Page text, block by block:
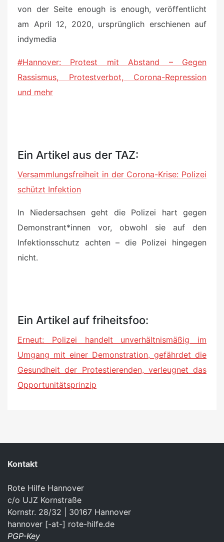
von der Seite enough is enough, veröffentlicht
am April 12, 2020, ursprünglich erschienen auf
indymedia
#Hannover: Protest mit Abstand – Gegen
Rassismus, Protestverbot, Corona-Repression
und mehr
Ein Artikel aus der TAZ:
Versammlungsfreiheit in der Corona-Krise: Polizei
schützt Infektion
In Niedersachsen geht die Polizei hart gegen
Demonstrant*innen vor, obwohl sie auf den
Infektionsschutz achten – die Polizei hingegen
nicht.
Ein Artikel auf friheitsfoo:
Erneut: Polizei handelt unverhältnismäßig im
Umgang mit einer Demonstration, gefährdet die
Gesundheit der Protestierenden, verleugnet das
Opportunitätsprinzip
Kontakt
Rote Hilfe Hannover
c/o UJZ Kornstraße
Kornstr. 28/32 | 30167 Hannover
hannover [-at-] rote-hilfe.de
PGP-Key